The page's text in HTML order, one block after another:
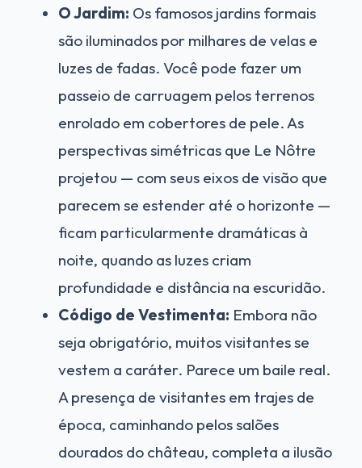
O Jardim: Os famosos jardins formais
são iluminados por milhares de velas e
luzes de fadas. Você pode fazer um
passeio de carruagem pelos terrenos
enrolado em cobertores de pele. As
perspectivas simétricas que Le Nôtre
projetou — com seus eixos de visão que
parecem se estender até o horizonte —
ficam particularmente dramáticas à
noite, quando as luzes criam
profundidade e distância na escuridão.
Código de Vestimenta: Embora não
seja obrigatório, muitos visitantes se
vestem a caráter. Parece um baile real.
A presença de visitantes em trajes de
época, caminhando pelos salões
dourados do château, completa a ilusão